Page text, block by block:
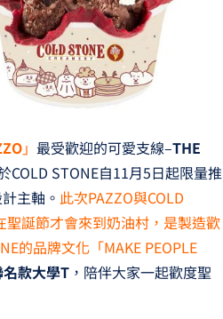
」 最受歡迎的可愛支線–THE
COLD STONE自11月5日起限量推
主軸。 此次PAZZO與COLD
聖誕節才會來到奶油村，是製造歡
的品牌文化「MAKE PEOPLE
款大學T，陪伴大家一起歡度聖